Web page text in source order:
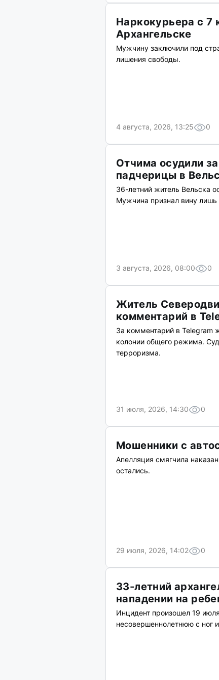
Наркокурьера с 7
Архангельске
Мужчину заключили под
лишения свободы.
4 августа, 2026, 13:25 0
Отчима осудили
падчерицы в
36-летний житель Вельска
Мужчина признал вину лишь
3 августа, 2026, 08:00 0
Житель
комментарий в
За комментарий в Telegram
колонии общего режима.
терроризма.
31 июля, 2026, 14:30 0
Мошенники с
Апелляция смягчила
остались.
29 июля, 2026, 14:02 0
33-летний
нападении на
Инцидент произошел 19
несовершеннолетнюю с ног